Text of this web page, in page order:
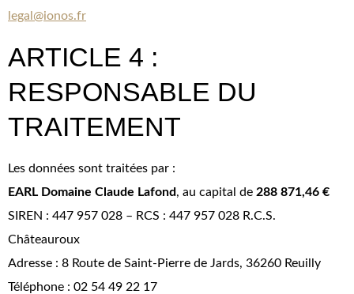
legal@ionos.fr
ARTICLE 4 :
RESPONSABLE DU
TRAITEMENT
Les données sont traitées par :
EARL Domaine Claude Lafond, au capital de 288 871,46 €
SIREN : 447 957 028 – RCS : 447 957 028 R.C.S.
Châteauroux
Adresse : 8 Route de Saint-Pierre de Jards, 36260 Reuilly
Téléphone : 02 54 49 22 17